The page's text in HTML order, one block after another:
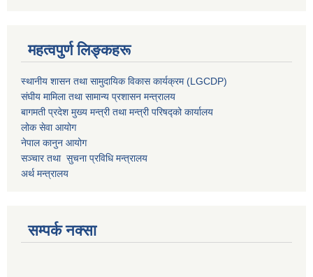
महत्वपुर्ण लिङ्कहरू
स्थानीय शासन तथा सामुदायिक विकास कार्यक्रम (LGCDP)
संघीय मामिला तथा सामान्य प्रशासन मन्त्रालय
बागमती प्रदेश मुख्य मन्त्री तथा मन्त्री परिषद्को कार्यालय
लोक सेवा आयोग
नेपाल कानुन आयोग
सञ्चार तथा सुचना प्रविधि मन्त्रालय
अर्थ मन्त्रालय
सम्पर्क नक्सा